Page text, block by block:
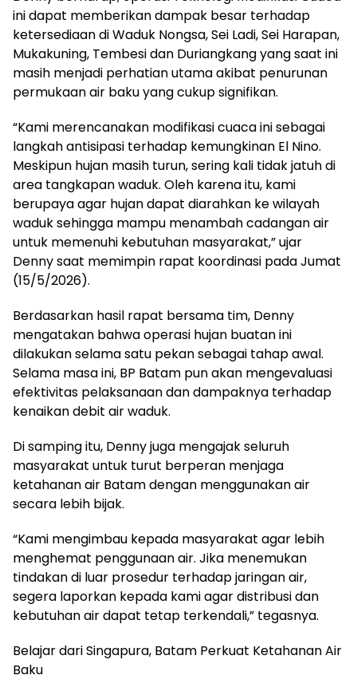
ini dapat memberikan dampak besar terhadap
ketersediaan di Waduk Nongsa, Sei Ladi, Sei Harapan,
Mukakuning, Tembesi dan Duriangkang yang saat ini
masih menjadi perhatian utama akibat penurunan
permukaan air baku yang cukup signifikan.
“Kami merencanakan modifikasi cuaca ini sebagai
langkah antisipasi terhadap kemungkinan El Nino.
Meskipun hujan masih turun, sering kali tidak jatuh di
area tangkapan waduk. Oleh karena itu, kami
berupaya agar hujan dapat diarahkan ke wilayah
waduk sehingga mampu menambah cadangan air
untuk memenuhi kebutuhan masyarakat,” ujar
Denny saat memimpin rapat koordinasi pada Jumat
(15/5/2026).
Berdasarkan hasil rapat bersama tim, Denny
mengatakan bahwa operasi hujan buatan ini
dilakukan selama satu pekan sebagai tahap awal.
Selama masa ini, BP Batam pun akan mengevaluasi
efektivitas pelaksanaan dan dampaknya terhadap
kenaikan debit air waduk.
Di samping itu, Denny juga mengajak seluruh
masyarakat untuk turut berperan menjaga
ketahanan air Batam dengan menggunakan air
secara lebih bijak.
“Kami mengimbau kepada masyarakat agar lebih
menghemat penggunaan air. Jika menemukan
tindakan di luar prosedur terhadap jaringan air,
segera laporkan kepada kami agar distribusi dan
kebutuhan air dapat tetap terkendali,” tegasnya.
Belajar dari Singapura, Batam Perkuat Ketahanan Air
Baku